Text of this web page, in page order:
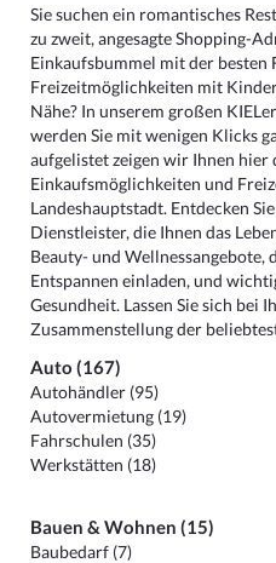
Sie suchen ein romantisches
zu zweit, angesagte Shopping-
Einkaufsbummel mit der besten
Freizeitmöglichkeiten mit
Nähe? In unserem großen
werden Sie mit wenigen Klicks
aufgelistet zeigen wir Ihnen hier
Einkaufsmöglichkeiten und
Landeshauptstadt. Entdecken
Dienstleister, die Ihnen das
Beauty- und Wellnessangebote,
Entspannen einladen, und
Gesundheit. Lassen Sie sich bei
Zusammenstellung der
Auto (167)
Autohändler (95)
Autovermietung (19)
Fahrschulen (35)
Werkstätten (18)
Bauen & Wohnen (15)
Baubedarf (7)